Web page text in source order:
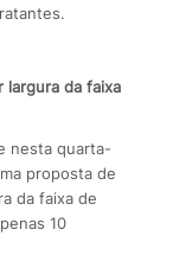
largura da faixa
nesta quarta-
proposta de
da faixa de
10